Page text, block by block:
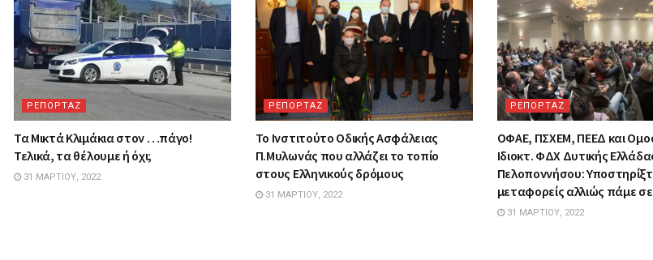
ΡΕΠΟΡΤΑΖ
Τα Mικτά Kλιμάκια στον …πάγο!
Τελικά, τα θέλουμε ή όχι;
31 ΜΑΡΤΊΟΥ, 2022
ΡΕΠΟΡΤΑΖ
Το Ινστιτούτο Οδικής Ασφάλειας
Π.Μυλωνάς που αλλάζει το τοπίο
στους Ελληνικούς δρόμους
31 ΜΑΡΤΊΟΥ, 2022
ΡΕΠΟΡΤΑΖ
ΟΦΑΕ, ΠΣΧΕΜ, ΠΕΕΔ και
Ιδιοκτ. ΦΔΧ Δυτικής
Πελοποννήσου:
μεταφορείς αλλιώς πάμε
31 ΜΑΡΤΊΟΥ, 2022